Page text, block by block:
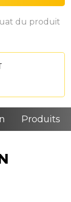
du produit
Produits